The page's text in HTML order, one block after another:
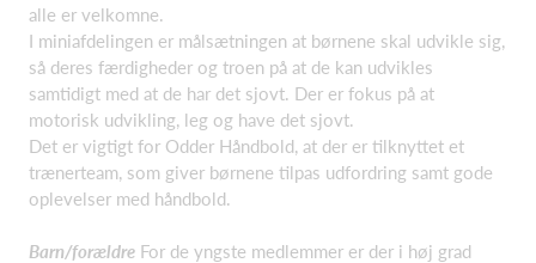
alle er velkomne.
I miniafdelingen er målsætningen at børnene skal udvikle sig,
så deres færdigheder og troen på at de kan udvikles
samtidigt med at de har det sjovt. Der er fokus på at
motorisk udvikling, leg og have det sjovt.
Det er vigtigt for Odder Håndbold, at der er tilknyttet et
trænerteam, som giver børnene tilpas udfordring samt gode
oplevelser med håndbold.
Barn/forældre For de yngste medlemmer er der i høj grad